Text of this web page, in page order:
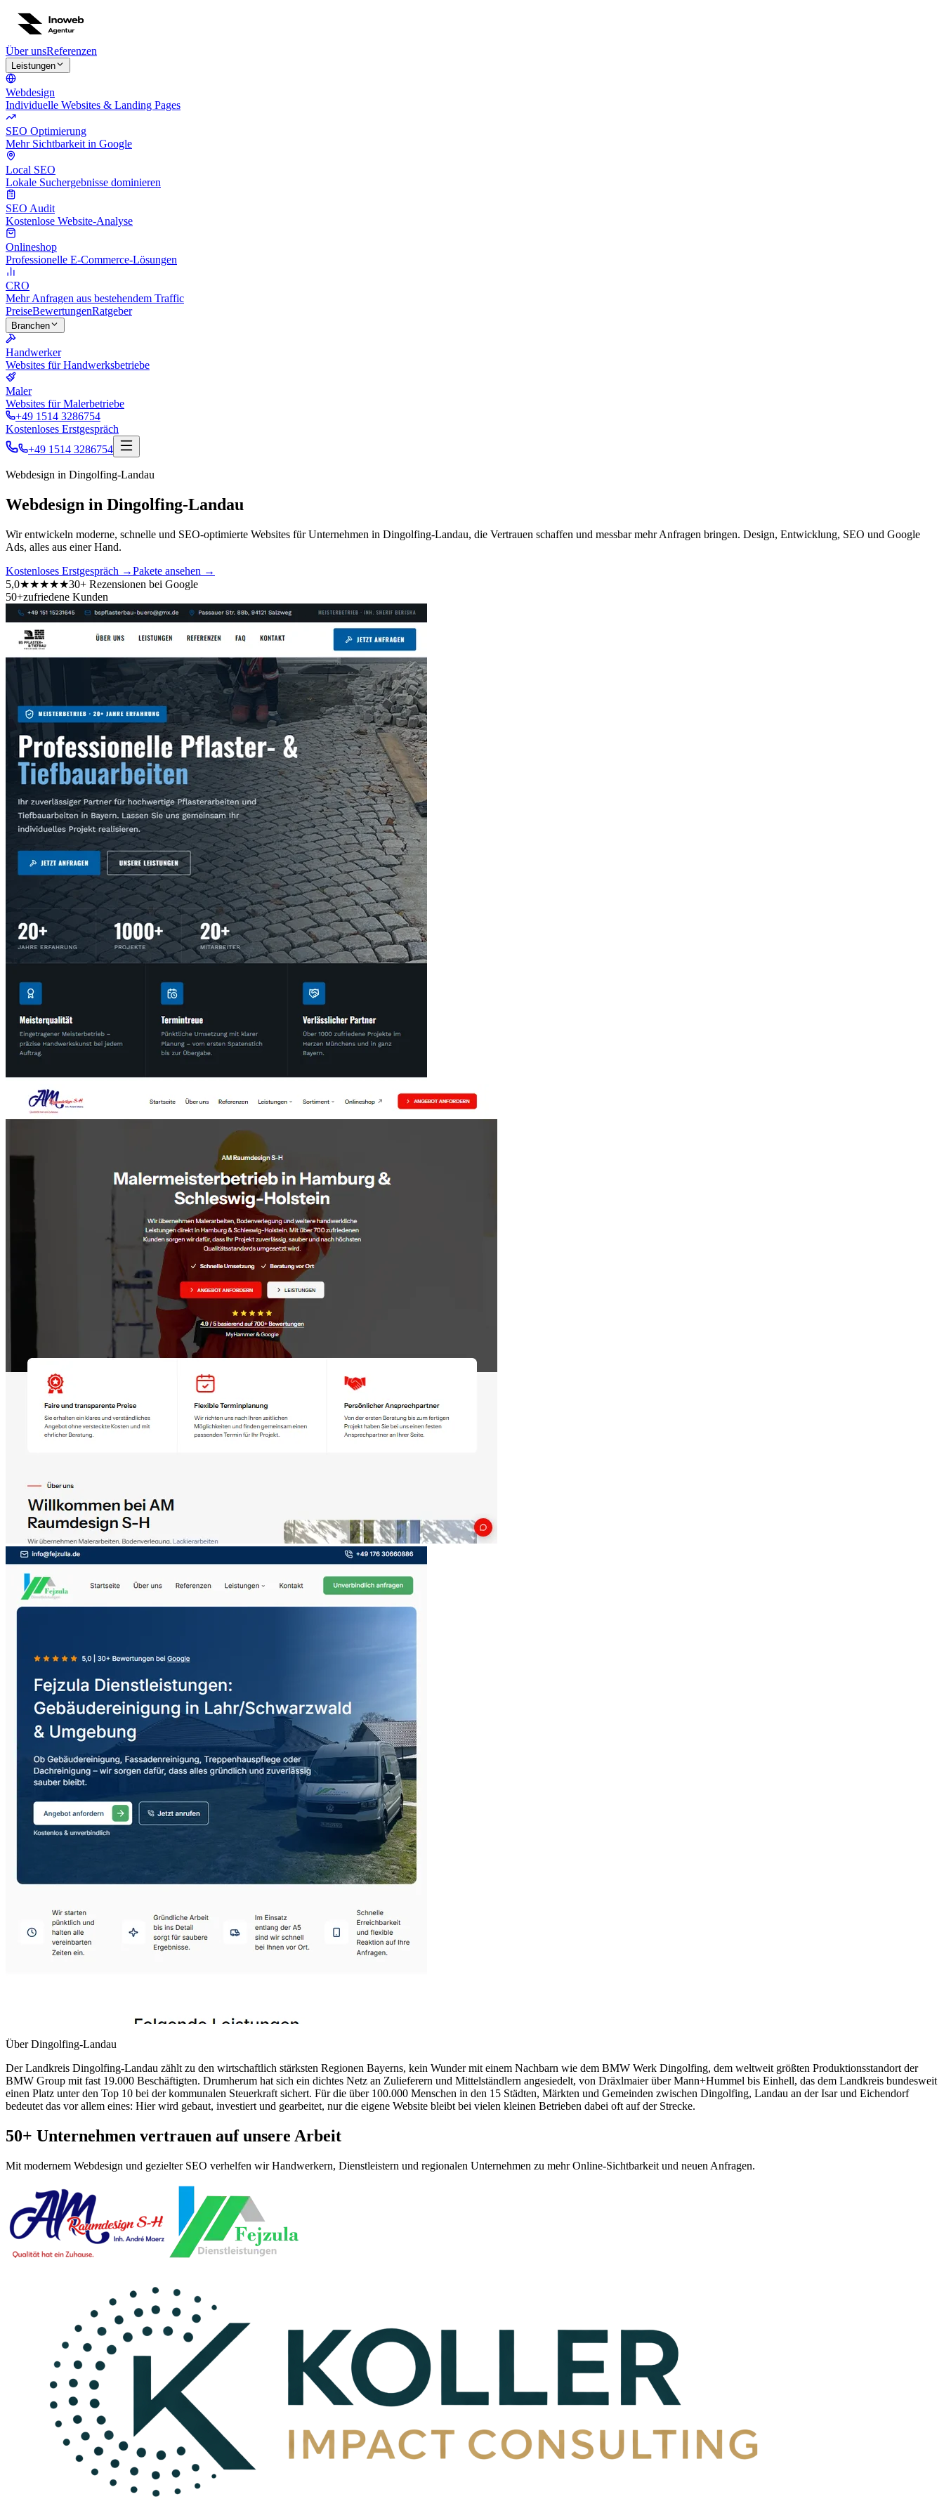
Über unsReferenzen
Leistungen
Webdesign
Individuelle Websites & Landing Pages
SEO Optimierung
Mehr Sichtbarkeit in Google
Local SEO
Lokale Suchergebnisse dominieren
SEO Audit
Kostenlose Website-Analyse
Onlineshop
Professionelle E-Commerce-Lösungen
CRO
Mehr Anfragen aus bestehendem Traffic
PreiseBewertungenRatgeber
Branchen
Handwerker
Websites für Handwerksbetriebe
Maler
Websites für Malerbetriebe
+49 1514 3286754
Kostenloses Erstgespräch
+49 1514 3286754
Webdesign in Dingolfing-Landau
Webdesign in Dingolfing-Landau
Wir entwickeln moderne, schnelle und SEO-optimierte Websites für Unternehmen in Dingolfing-Landau, die Vertrauen schaffen und messbar mehr Anfragen bringen. Design, Entwicklung, SEO und Google
Ads, alles aus einer Hand.
Kostenloses Erstgespräch →Pakete ansehen →
5,0★★★★★30+ Rezensionen bei Google
50+zufriedene Kunden
ÜberDingolfing-Landau
Der Landkreis Dingolfing-Landau zählt zu den wirtschaftlich stärksten Regionen Bayerns, kein Wunder mit einem Nachbarn wie dem BMW Werk Dingolfing, dem weltweit größten Produktionsstandort der
BMW Group mit fast 19.000 Beschäftigten. Drumherum hat sich ein dichtes Netz an Zulieferern und Mittelständlern angesiedelt, von Dräxlmaier über Mann+Hummel bis Einhell, das dem Landkreis bundesweit
einen Platz unter den Top 10 bei der kommunalen Steuerkraft sichert. Für die über 100.000 Menschen in den 15 Städten, Märkten und Gemeinden zwischen Dingolfing, Landau an der Isar und Eichendorf
bedeutet das vor allem eines: Hier wird gebaut, investiert und gearbeitet, nur die eigene Website bleibt bei vielen kleinen Betrieben dabei oft auf der Strecke.
50+ Unternehmen vertrauen auf unsere Arbeit
Mit modernem Webdesign und gezielter SEO verhelfen wir Handwerkern, Dienstleistern und regionalen Unternehmen zu mehr Online-Sichtbarkeit und neuen Anfragen.